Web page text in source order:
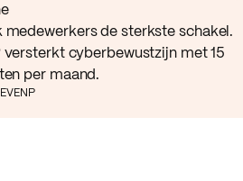
medewerkers de sterkste schakel.
versterkt cyberbewustzijn met 15
per maand.